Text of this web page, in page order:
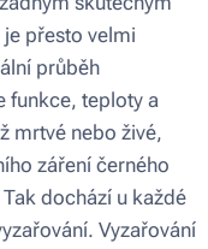
přesto velmi
průběh
funkce, teploty a
mrtvé nebo živé,
záření černého
dochází u každé
Vyzařování